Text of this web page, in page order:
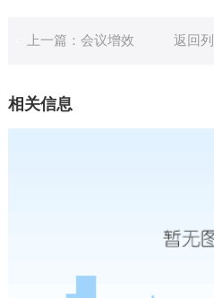
上一篇：会议增效 返回
相关信息